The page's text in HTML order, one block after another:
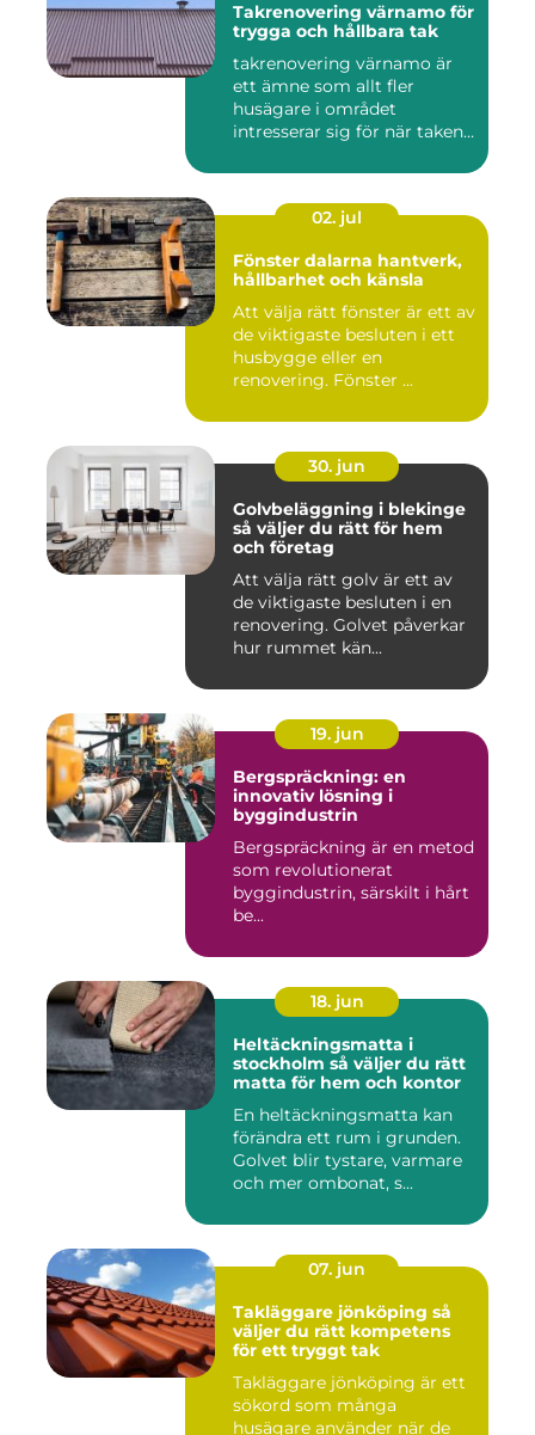
Takrenovering värnamo för
trygga och hållbara tak
takrenovering värnamo är
ett ämne som allt fler
husägare i området
intresserar sig för när taken
02. jul
Fönster dalarna hantverk,
hållbarhet och känsla
Att välja rätt fönster är ett av
de viktigaste besluten i ett
husbygge eller en
renovering. Fönster ...
30. jun
Golvbeläggning i blekinge
så väljer du rätt för hem
och företag
Att välja rätt golv är ett av
de viktigaste besluten i en
renovering. Golvet påverkar
hur rummet kän...
19. jun
Bergspräckning: en
innovativ lösning i
byggindustrin
Bergspräckning är en metod
som revolutionerat
byggindustrin, särskilt i hårt
be...
18. jun
Heltäckningsmatta i
stockholm så väljer du rätt
matta för hem och kontor
En heltäckningsmatta kan
förändra ett rum i grunden.
Golvet blir tystare, varmare
och mer ombonat, s...
07. jun
Takläggare jönköping så
väljer du rätt kompetens
för ett tryggt tak
Takläggare jönköping är ett
sökord som många
husägare använder när de